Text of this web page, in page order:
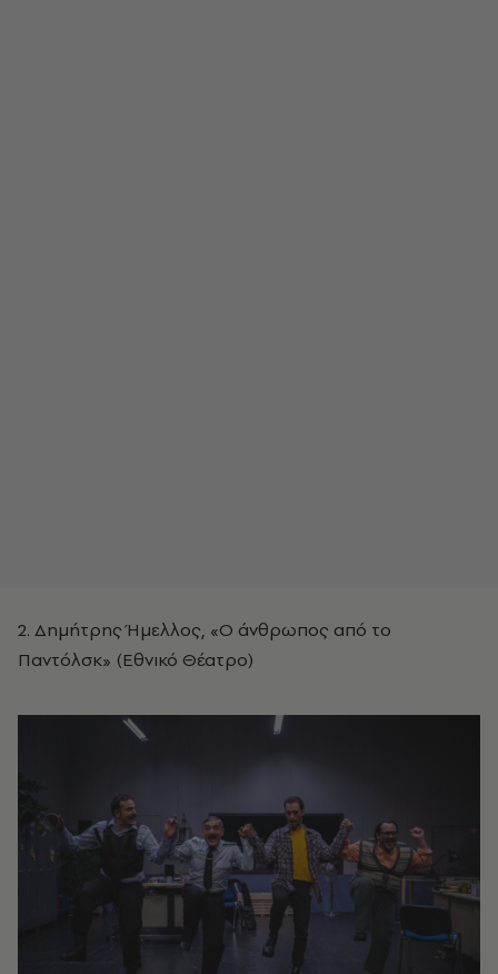
2. Δημήτρης Ήμελλος, «Ο άνθρωπος από το
Παντόλσκ» (Εθνικό Θέατρο)